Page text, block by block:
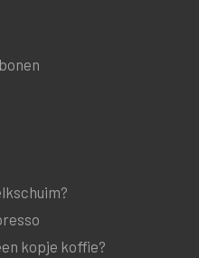
kopje koffie?